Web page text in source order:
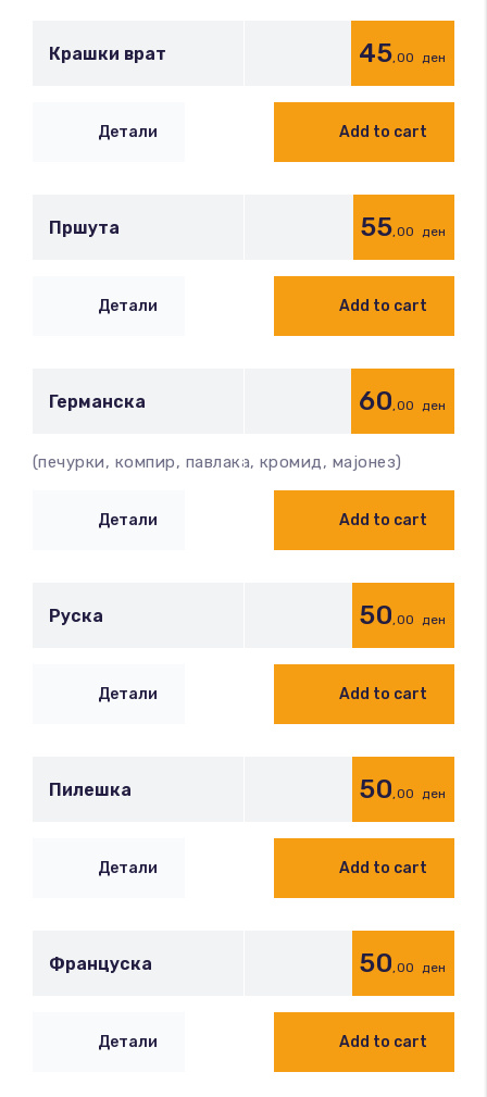
Крашки врат 45,00 ден
Детали Add to cart
Пршута 55,00 ден
Детали Add to cart
Германска 60,00 ден
(печурки, компир, павлака, кромид, мајонез)
Детали Add to cart
Руска 50,00 ден
Детали Add to cart
Пилешка 50,00 ден
Детали Add to cart
Француска 50,00 ден
Детали Add to cart